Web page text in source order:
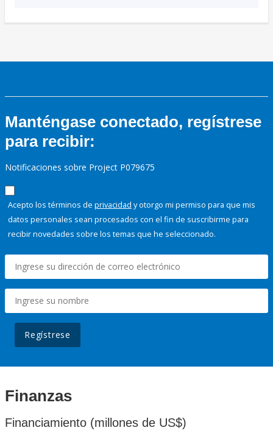
Manténgase conectado, regístrese
para recibir:
Notificaciones sobre Project P079675
Acepto los términos de privacidad y otorgo mi permiso para que mis
datos personales sean procesados con el fin de suscribirme para
recibir novedades sobre los temas que he seleccionado.
Regístrese
Finanzas
Financiamiento (millones de US$)